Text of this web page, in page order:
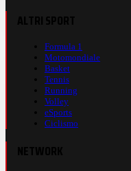
Formula 1
Motomondiale
Basket
Tennis
Running
Volley
eSports
Ciclismo